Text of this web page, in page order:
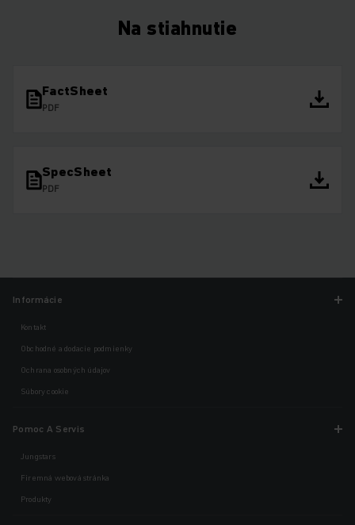
Na stiahnutie
FactSheet
PDF
SpecSheet
PDF
Informácie
Kontakt
Obchodné a dodacie podmienky
Ochrana osobných údajov
Súbory cookie
Pomoc A Servis
Jungstars
Firemná webová stránka
Produkty